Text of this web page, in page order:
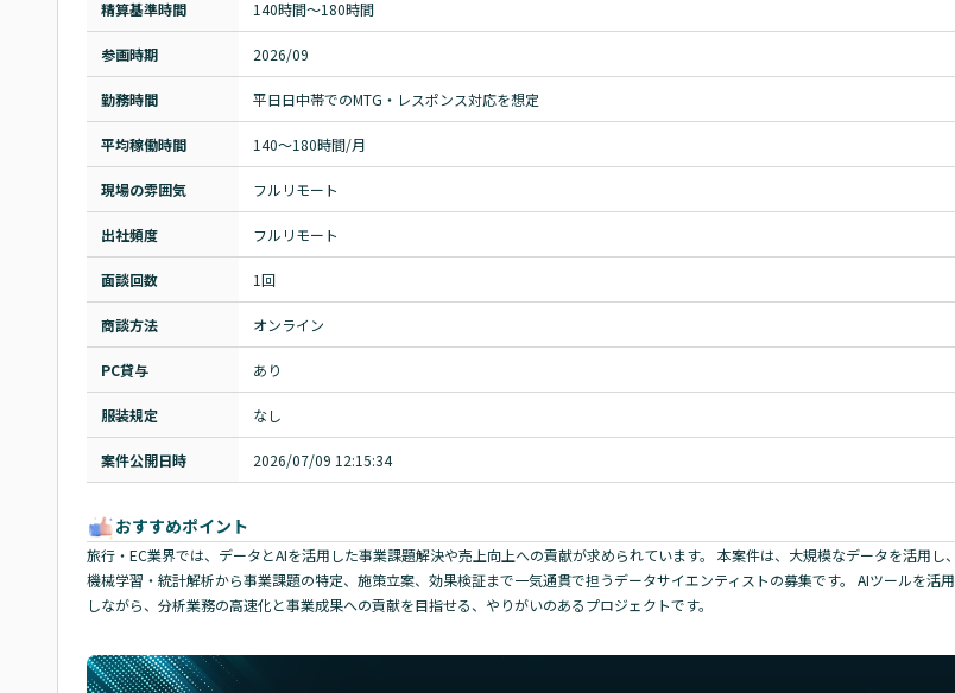
精算基準時間 140時間〜180時間
参画時期 2026/09
勤務時間 平日日中帯でのMTG・レスポンス対応を想定
平均稼働時間 140〜180時間/月
現場の雰囲気 フルリモート
出社頻度 フルリモート
面談回数 1回
商談方法 オンライン
PC貸与 あり
服装規定 なし
案件公開日時 2026/07/09 12:15:34
おすすめポイント
旅行・EC業界では、データとAIを活用した事業課題解決や売上向上への貢献が求められています。 本案件は、大規模なデータを活用し、
機械学習・統計解析から事業課題の特定、施策立案、効果検証まで一気通貫で担うデータサイエンティストの募集です。 AIツールを活用
しながら、分析業務の高速化と事業成果への貢献を目指せる、やりがいのあるプロジェクトです。